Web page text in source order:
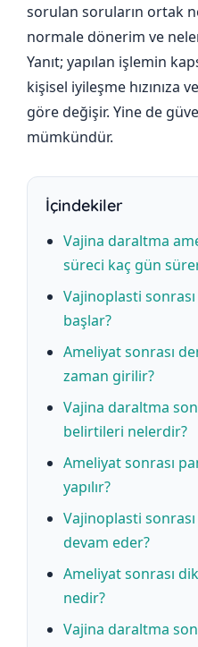
sorulan soruların ortak
normale dönerim ve
Yanıt; yapılan işlemin
kişisel iyileşme
göre değişir. Yine de
mümkündür.
İçindekiler
Vajina daraltma
süreci kaç gün
Vajinoplasti
başlar?
Ameliyat sonrası
zaman girilir?
Vajina daraltma
belirtileri nelerdir?
Ameliyat sonrası
yapılır?
Vajinoplasti
devam eder?
Ameliyat sonrası
nedir?
Vajina daraltma